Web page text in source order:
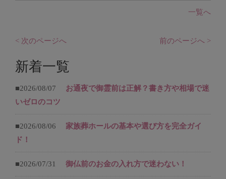
一覧へ
< 次のページへ 前のページへ >
新着一覧
■2026/08/07
お通夜で御霊前は正解？書き方や相場で迷
いゼロのコツ
■2026/08/06
家族葬ホールの基本や選び方を完全ガイ
ド！
■2026/07/31 御仏前のお金の入れ方で迷わない！